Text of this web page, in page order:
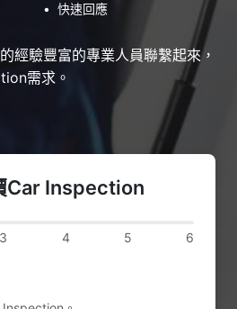
• 快速回應
經驗豐富的專業人員聯繫起來，
需求。
Car Inspection
3 4 5 6